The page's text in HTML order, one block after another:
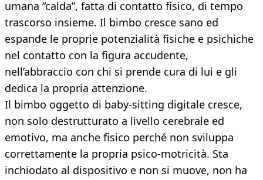
umana “calda”, fatta di contatto fisico, di tempo
trascorso insieme. Il bimbo cresce sano ed
espande le proprie potenzialità fisiche e psichiche
nel contatto con la figura accudente,
nell’abbraccio con chi si prende cura di lui e gli
dedica la propria attenzione.
Il bimbo oggetto di baby-sitting digitale cresce,
non solo destrutturato a livello cerebrale ed
emotivo, ma anche fisico perché non sviluppa
correttamente la propria psico-motricità. Sta
inchiodato al dispositivo e non si muove, non ha